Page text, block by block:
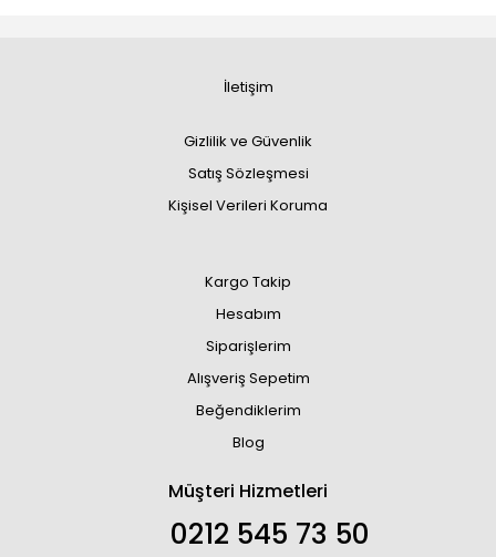
İletişim
Gizlilik ve Güvenlik
Satış Sözleşmesi
Kişisel Verileri Koruma
Kargo Takip
Hesabım
Siparişlerim
Alışveriş Sepetim
Beğendiklerim
Blog
Müşteri Hizmetleri
0212 545 73 50